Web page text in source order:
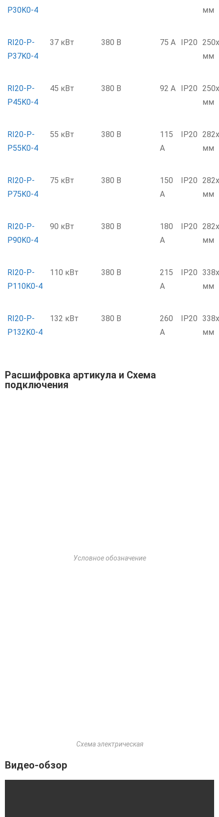
P30K0-4
мм
RI20-P-
P37K0-4
37 кВт 380 В 75 А IP20
мм
RI20-P-
P45K0-4
45 кВт 380 В 92 А IP20
мм
RI20-P-
P55K0-4
55 кВт 380 В
115
А
IP20
мм
RI20-P-
P75K0-4
75 кВт 380 В
150
А
IP20
мм
RI20-P-
P90K0-4
90 кВт 380 В
180
А
IP20
мм
RI20-P-
P110K0-4
110 кВт 380 В
215
А
IP20
мм
RI20-P-
P132K0-4
132 кВт 380 В
260
А
IP20
мм
Расшифровка артикула и Схема
подключения
Условное обозначение
Схема электрическая
Видео-обзор